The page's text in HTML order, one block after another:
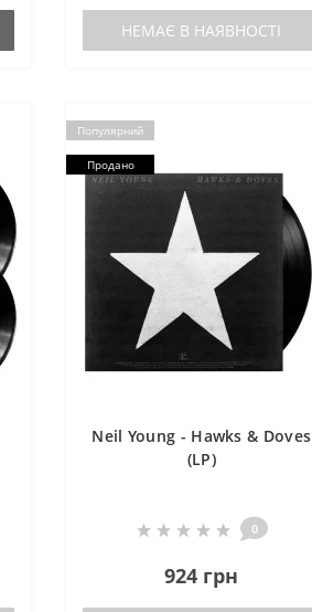
НЕМАЄ В НАЯВНОСТІ
Популярний
Продано
Neil Young - Hawks & Doves
(LP)
0
924 грн